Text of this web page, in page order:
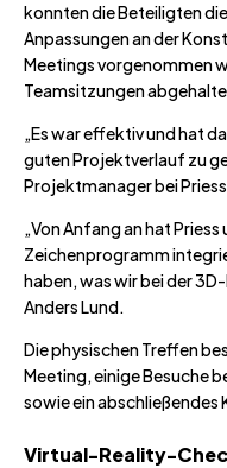
konnten die Beteiligten
Anpassungen an der
Meetings vorgenommen
Teamsitzungen
„Es war effektiv und hat
guten Projektverlauf zu
Projektmanager bei
„Von Anfang an hat
Zeichenprogramm
haben, was wir bei der
Anders Lund.
Die physischen Treffen
Meeting, einige Besuche
sowie ein
Virtual-Reality-